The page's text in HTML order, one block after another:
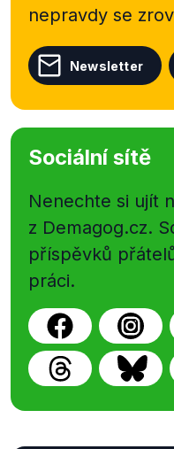
nepravdy se
Newsletter
Sociální sítě
Nenechte si ujít
z Demagog.cz.
příspěvků
práci.